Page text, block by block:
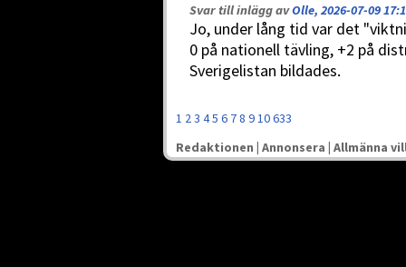
Svar till inlägg avOlle, 2026-07-09
Jo, under lång tid var det
0 på nationell tävling, +2 på
Sverigelistan bildades.
1 23 45 6 78 910633
Redaktionen | Annonsera | Allmänna